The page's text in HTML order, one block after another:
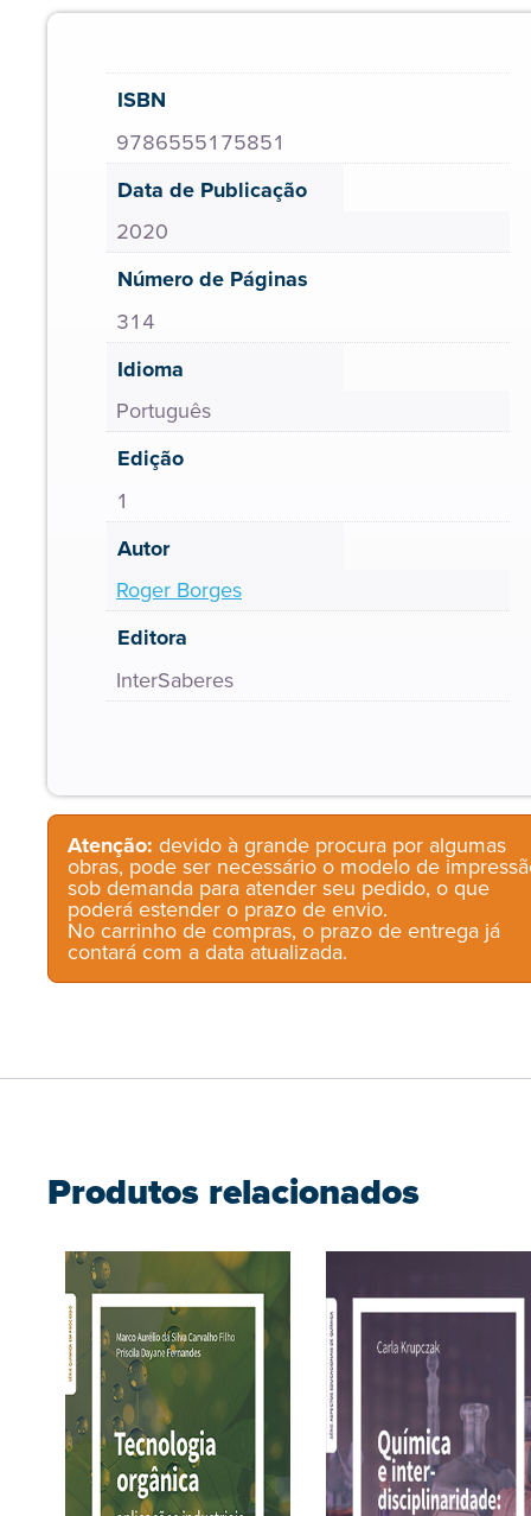
ISBN
9786555175851
Data de Publicação
2020
Número de Páginas
314
Idioma
Português
Edição
1
Autor
Roger Borges
Editora
InterSaberes
Atenção: devido à grande procura por algumas
obras, pode ser necessário o modelo de
sob demanda para atender seu pedido, o que
poderá estender o prazo de envio.
No carrinho de compras, o prazo de entrega já
contará com a data atualizada.
Produtos relacionados